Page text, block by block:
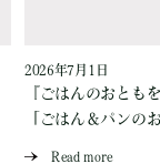
2026年7月1日
『ごはんのおとも
「ごはん＆パンの
Read more